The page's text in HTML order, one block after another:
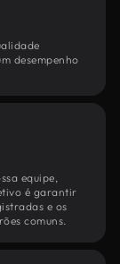
desempenho
equipe,
é garantir
e os
comuns.